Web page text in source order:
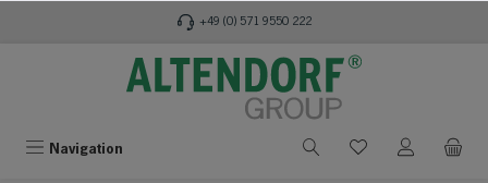
+49 (0) 571 9550 222
Navigation